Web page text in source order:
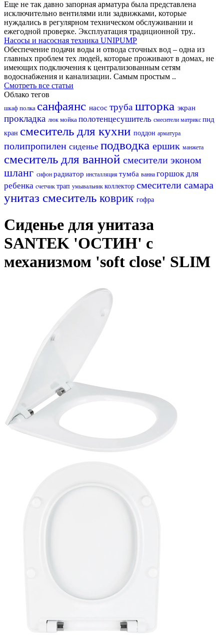
Еще не так давно запорная арматура была представлена
исключительно вентилями или задвижками, которые
нуждались в регулярном техническом обслуживании и
ежегодной проверке. Эксплуатация традиционной тру..
Насосы и насосная техника UNIPUMP
Обеспечение подачи воды и отвода сточных вод – одна из
главных проблем тех людей, которые проживают в домах, не
имеющих подключения к централизованным сетям
водоснабжения и канализации. Самым простым ..
Смотреть все статьи
Облако тегов
шкаф полка санфаянс насос труба шторка экран
прокладка люк мойка полотенцесушитель смесители матрикс пнд
кран смеситель для кухни поддон арматура
полипропилен сиденье подводка ершик манжета
смеситель для ванной смесители эконом
шланг сифон радиатор инсталляция тумба ванна горшок для
ребенка счетчик трап умывальник коллектор смесители самара
унитаз смеситель коврик гофра
Сиденье для унитаза
SANTEK 'ОСТИН' с
механизмом 'soft close' SLIM